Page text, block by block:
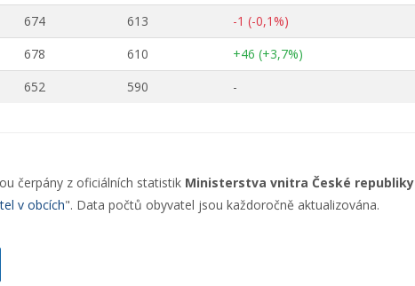
674 613
-1 (-0,1%)
678 610
+46 (+3,7%)
652 590 -
čerpány z oficiálních statistik Ministerstva vnitra České republiky
v obcích". Data počtů obyvatel jsou každoročně aktualizována.